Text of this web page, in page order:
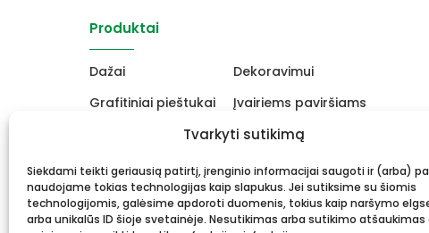
Tvarkyti sutikimą
Siekdami teikti geriausią patirtį, įrenginio informacijai saugoti ir (arba)
naudojame tokias technologijas kaip slapukus. Jei sutiksime su šiomis
technologijomis, galėsime apdoroti duomenis, tokius kaip naršymo
arba unikalūs ID šioje svetainėje. Nesutikimas arba sutikimo atšaukimas
Produktai
Dažai Dekoravimui
Grafitiniai pieštukai
Įvairiems paviršiams
Keramikams ir skulptoriams
Drobės, porėmiai
Mokyklinės ir biuro prekės
Rėmai ir rėminimas
Dovanos, Dovanų čekiai